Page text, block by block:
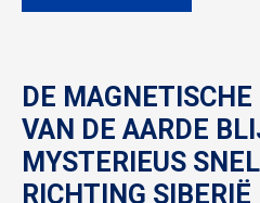
DE
VAN DE AARDE
MYSTERIEUS
RICHTING SIBERIË